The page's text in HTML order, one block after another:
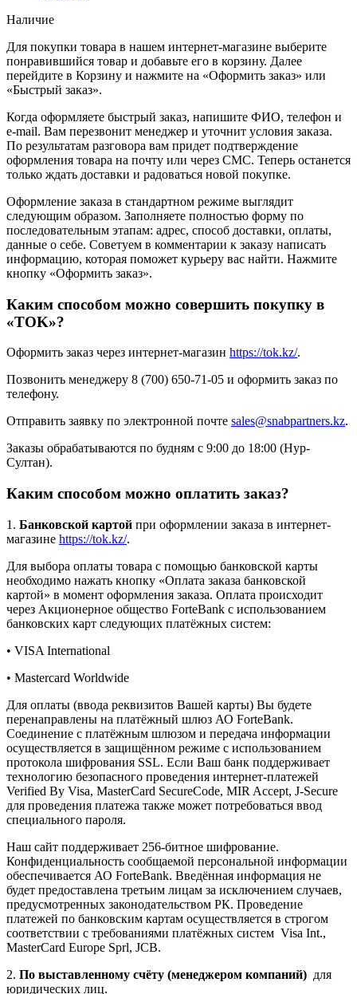
Наличие
Для покупки товара в нашем интернет-магазине выберите
понравившийся товар и добавьте его в корзину. Далее
перейдите в Корзину и нажмите на «Оформить заказ» или
«Быстрый заказ».
Когда оформляете быстрый заказ, напишите ФИО, телефон и
e-mail. Вам перезвонит менеджер и уточнит условия заказа.
По результатам разговора вам придет подтверждение
оформления товара на почту или через СМС. Теперь останется
только ждать доставки и радоваться новой покупке.
Оформление заказа в стандартном режиме выглядит
следующим образом. Заполняете полностью форму по
последовательным этапам: адрес, способ доставки, оплаты,
данные о себе. Советуем в комментарии к заказу написать
информацию, которая поможет курьеру вас найти. Нажмите
кнопку «Оформить заказ».
Каким способом можно совершить покупку в
«TOK»?
Оформить заказ через интернет-магазин https://tok.kz/.
Позвонить менеджеру 8 (700) 650-71-05 и оформить заказ по
телефону.
Отправить заявку по электронной почте sales@snabpartners.kz.
Заказы обрабатываются по будням с 9:00 до 18:00 (Нур-
Султан).
Каким способом можно оплатить заказ?
1. Банковской картой при оформлении заказа в интернет-
магазине https://tok.kz/.
Для выбора оплаты товара с помощью банковской карты
необходимо нажать кнопку «Оплата заказа банковской
картой» в момент оформления заказа. Оплата происходит
через Акционерное общество ForteBank с использованием
банковских карт следующих платёжных систем:
• VISA International
• Mastercard Worldwide
Для оплаты (ввода реквизитов Вашей карты) Вы будете
перенаправлены на платёжный шлюз АО ForteBank.
Соединение с платёжным шлюзом и передача информации
осуществляется в защищённом режиме с использованием
протокола шифрования SSL. Если Ваш банк поддерживает
технологию безопасного проведения интернет-платежей
Verified By Visa, MasterCard SecureCode, MIR Accept, J-Secure
для проведения платежа также может потребоваться ввод
специального пароля.
Наш сайт поддерживает 256-битное шифрование.
Конфиденциальность сообщаемой персональной информации
обеспечивается АО ForteBank. Введённая информация не
будет предоставлена третьим лицам за исключением случаев,
предусмотренных законодательством РК. Проведение
платежей по банковским картам осуществляется в строгом
соответствии с требованиями платёжных систем Visa Int.,
MasterCard Europe Sprl, JCB.
2. По выставленному счёту (менеджером компаний) для
юридических лиц.